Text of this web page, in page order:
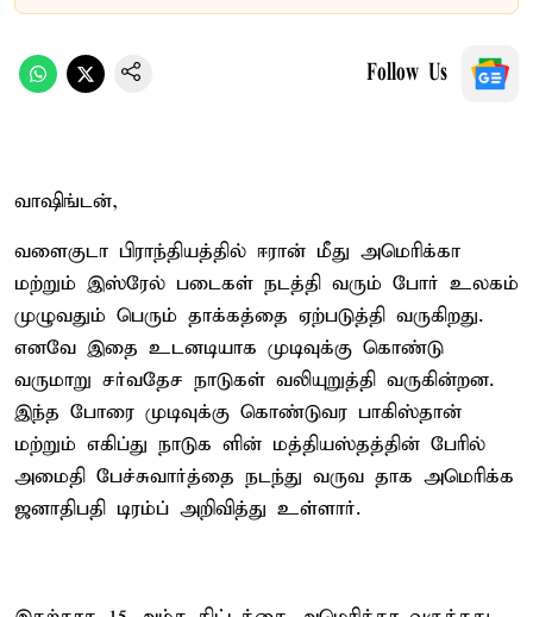
Follow Us
வாஷிங்டன்,
வளைகுடா பிராந்தியத்தில் ஈரான் மீது அமெரிக்கா
மற்றும் இஸ்ரேல் படைகள் நடத்தி வரும் போர் உலகம்
முழுவதும் பெரும் தாக்கத்தை ஏற்படுத்தி வருகிறது.
எனவே இதை உடனடியாக முடிவுக்கு கொண்டு
வருமாறு சர்வதேச நாடுகள் வலியுறுத்தி வருகின்றன.
இந்த போரை முடிவுக்கு கொண்டுவர பாகிஸ்தான்
மற்றும் எகிப்து நாடுக ளின் மத்தியஸ்தத்தின் பேரில்
அமைதி பேச்சுவார்த்தை நடந்து வருவ தாக அமெரிக்க
ஜனாதிபதி டிரம்ப் அறிவித்து உள்ளார்.